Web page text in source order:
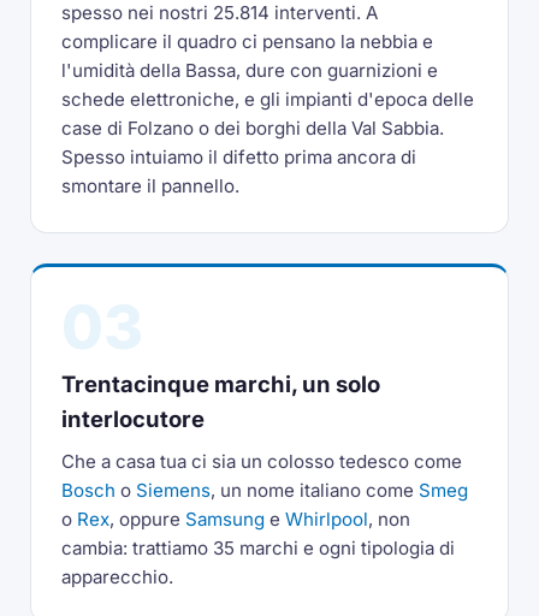
spesso nei nostri 25.814 interventi. A
complicare il quadro ci pensano la nebbia e
l'umidità della Bassa, dure con guarnizioni e
schede elettroniche, e gli impianti d'epoca delle
case di Folzano o dei borghi della Val Sabbia.
Spesso intuiamo il difetto prima ancora di
smontare il pannello.
Trentacinque marchi, un solo
interlocutore
Che a casa tua ci sia un colosso tedesco come
Bosch o Siemens, un nome italiano come Smeg
o Rex, oppure Samsung eWhirlpool, non
cambia: trattiamo 35 marchi e ogni tipologia di
apparecchio.